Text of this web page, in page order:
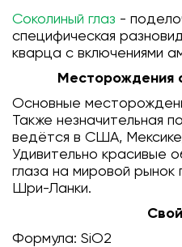
Соколиный глаз -
специфическая
кварца с включениями
Месторождения
Основные
Также незначительная
ведётся в США,
Удивительно красивые
глаза на мировой рынок
Шри-Ланки.
Формула: SiO2